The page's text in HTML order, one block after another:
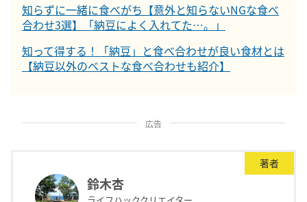
知らずに一緒に食べがち【意外と知らないNGな食べ
合わせ3選】「納豆によく入れてた…。」
知って得する！「納豆」と食べ合わせが良い食材とは
【納豆以外のベストな食べ合わせも紹介】
広告
著者
鈴木杏